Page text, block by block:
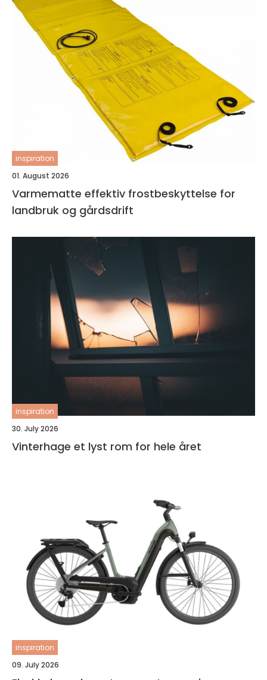
inspiration
01. August 2026
Varmematte effektiv frostbeskyttelse for
landbruk og gårdsdrift
inspiration
30. July 2026
Vinterhage et lyst rom for hele året
inspiration
09. July 2026